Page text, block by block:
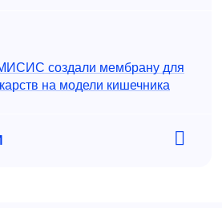
создали мембрану для
на модели кишечника